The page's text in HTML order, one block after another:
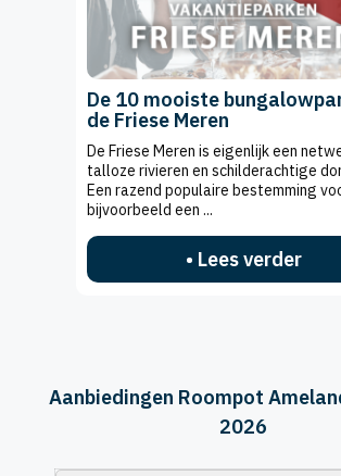
De 10 mooiste
de Friese Meren
De Friese Meren is eigenlijk een
talloze rivieren en schilderachtige
Een razend populaire bestemming
bijvoorbeeld een ...
• Lees verder
Aanbiedingen Roompot
2026